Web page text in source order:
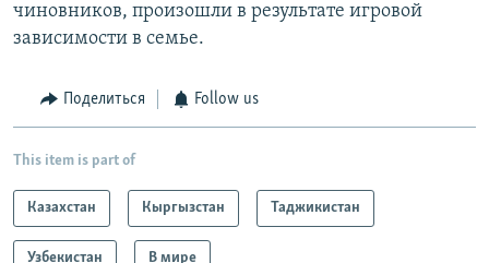
чиновников, произошли в результате игровой
зависимости в семье.
Поделиться Follow us
This item is part of
Казахстан Кыргызстан Таджикистан
Узбекистан В мире